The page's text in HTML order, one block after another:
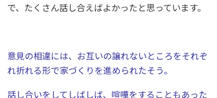
で、たくさん話し合えばよかったと思っています。
意見の相違には、お互いの譲れないところをそれぞ
れ折れる形で家づくりを進められたそう。
話し合いをしてしばしば、喧嘩をすることもあった